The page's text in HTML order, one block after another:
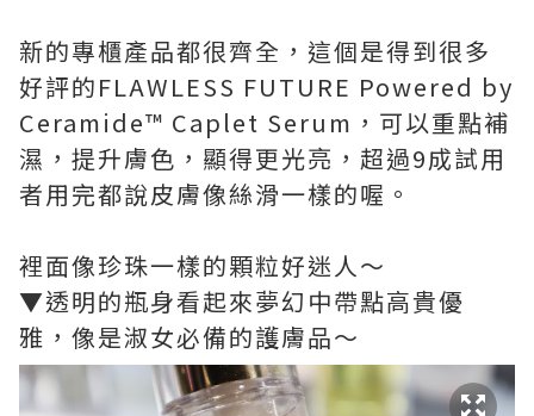
新的專櫃產品都很齊全，這個是得到很多
好評的FLAWLESS FUTURE Powered by
Ceramide™ Caplet Serum，可以重點補
濕，提升膚色，顯得更光亮，超過9成試用
者用完都說皮膚像絲滑一樣的喔。
裡面像珍珠一樣的顆粒好迷人～
▼透明的瓶身看起來夢幻中帶點高貴優
雅，像是淑女必備的護膚品～